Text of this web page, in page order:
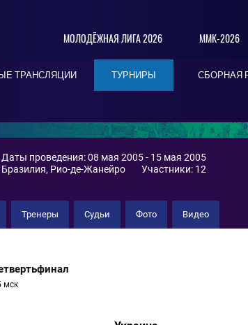
МОЛОДЁЖНАЯ ЛИГА 2026 ММК-2026
ТРАНСЛЯЦИИ ТУРНИРЫ СБОРНАЯ
Даты проведения: 08 мая 2005 - 15 мая 2005
Бразилия, Рио-де-Жанейро
Участники: 12
Тренеры Судьи Фото Видео
мск